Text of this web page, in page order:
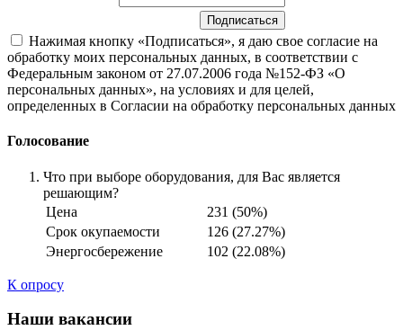
Нажимая кнопку «Подписаться», я даю свое согласие на
обработку моих персональных данных, в соответствии с
Федеральным законом от 27.07.2006 года №152-ФЗ «О
персональных данных», на условиях и для целей,
определенных в Согласии на обработку персональных данных
Голосование
Что при выборе оборудования, для Вас является
решающим?
Цена
231 (50%)
Срок окупаемости
126 (27.27%)
Энергосбережение
102 (22.08%)
К опросу
Наши вакансии